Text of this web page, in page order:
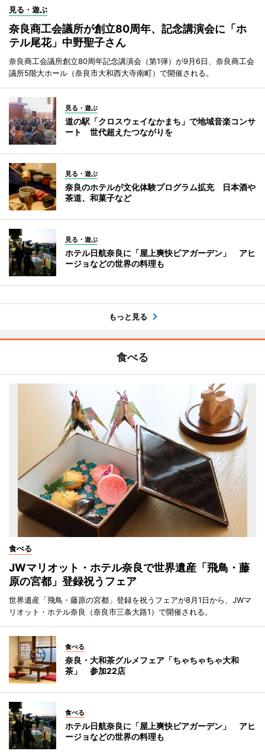
見る・遊ぶ
奈良商工会議所が創立80周年、記念講演会に「ホ
テル尾花」中野聖子さん
奈良商工会議所創立80周年記念講演会（第1弾）が9月6日、奈良商工会
議所5階大ホール（奈良市大和西大寺南町）で開催される。
見る・遊ぶ
道の駅「クロスウェイなかまち」で地域音楽コンサ
ート 世代超えたつながりを
見る・遊ぶ
奈良のホテルが文化体験プログラム拡充 日本酒や
茶道、和菓子など
見る・遊ぶ
ホテル日航奈良に「屋上爽快ビアガーデン」 アヒ
ージョなどの世界の料理も
もっと見る
食べる
食べる
JWマリオット・ホテル奈良で世界遺産「飛鳥・藤
原の宮都」登録祝うフェア
世界遺産「飛鳥・藤原の宮都」登録を祝うフェアが8月1日から、JWマ
リオット・ホテル奈良（奈良市三条大路1）で開催される。
食べる
奈良・大和茶グルメフェア「ちゃちゃちゃ大和
茶」 参加22店
食べる
ホテル日航奈良に「屋上爽快ビアガーデン」 アヒ
ージョなどの世界の料理も